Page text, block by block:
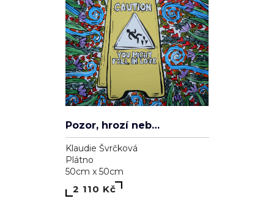
Pozor, hrozí nebezpečí zamilování se
Klaudie Švrčková
Plátno
50cm x 50cm
2 110 Kč